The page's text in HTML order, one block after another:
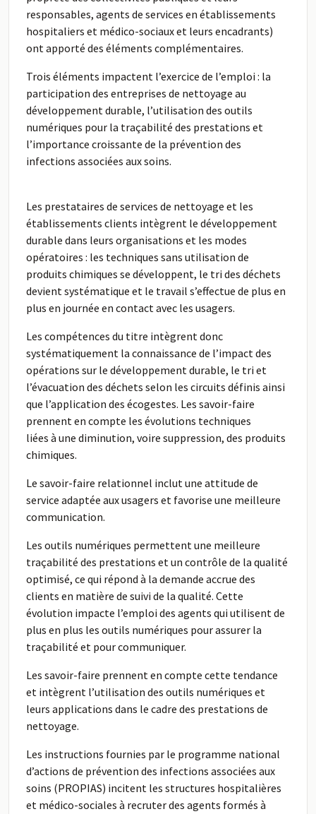
responsables, agents de services en établissements
hospitaliers et médico-sociaux et leurs encadrants)
ont apporté des éléments complémentaires.
Trois éléments impactent l’exercice de l’emploi : la
participation des entreprises de nettoyage au
développement durable, l’utilisation des outils
numériques pour la traçabilité des prestations et
l’importance croissante de la prévention des
infections associées aux soins.
Les prestataires de services de nettoyage et les
établissements clients intègrent le développement
durable dans leurs organisations et les modes
opératoires : les techniques sans utilisation de
produits chimiques se développent, le tri des déchets
devient systématique et le travail s’effectue de plus en
plus en journée en contact avec les usagers.
Les compétences du titre intègrent donc
systématiquement la connaissance de l’impact des
opérations sur le développement durable, le tri et
l’évacuation des déchets selon les circuits définis ainsi
que l’application des écogestes. Les savoir-faire
prennent en compte les évolutions techniques
liées à une diminution, voire suppression, des produits
chimiques.
Le savoir-faire relationnel inclut une attitude de
service adaptée aux usagers et favorise une meilleure
communication.
Les outils numériques permettent une meilleure
traçabilité des prestations et un contrôle de la qualité
optimisé, ce qui répond à la demande accrue des
clients en matière de suivi de la qualité. Cette
évolution impacte l’emploi des agents qui utilisent de
plus en plus les outils numériques pour assurer la
traçabilité et pour communiquer.
Les savoir-faire prennent en compte cette tendance
et intègrent l’utilisation des outils numériques et
leurs applications dans le cadre des prestations de
nettoyage.
Les instructions fournies par le programme national
d’actions de prévention des infections associées aux
soins (PROPIAS) incitent les structures hospitalières
et médico-sociales à recruter des agents formés à